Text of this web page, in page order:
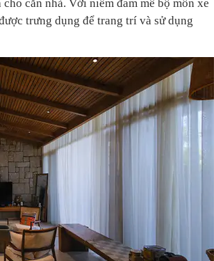
căn nhà. Với niềm đam mê bộ môn xe
trưng dụng để trang trí và sử dụng